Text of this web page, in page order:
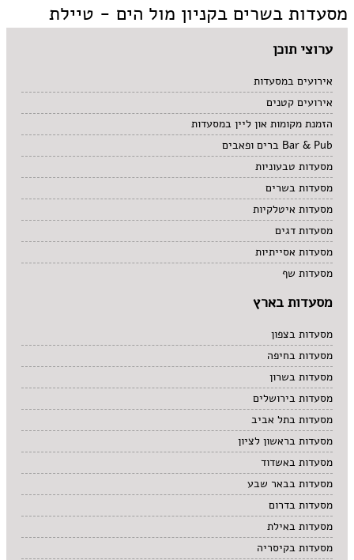
סושי
אוכל ביתי
טאפאס בר
סיני
משלוחים
מסעדות בשרים בקניון מול הים - טיילת
ערוצי תוכן
אירועים במסעדות
אירועים קטנים
הזמנת מקומות און ליין במסעדות
Bar & Pub ברים ופאבים
מסעדות טבעוניות
מסעדות בשרים
מסעדות איטלקיות
מסעדות דגים
מסעדות אסייתיות
מסעדות שף
מסעדות בארץ
מסעדות בצפון
מסעדות בחיפה
מסעדות בשרון
מסעדות בירושלים
מסעדות בתל אביב
מסעדות בראשון לציון
מסעדות באשדוד
מסעדות בבאר שבע
מסעדות בדרום
מסעדות באילת
מסעדות בקיסריה